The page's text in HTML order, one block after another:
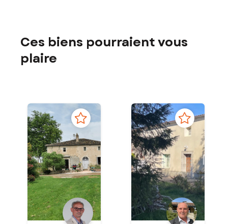
Ces biens pourraient vous
plaire